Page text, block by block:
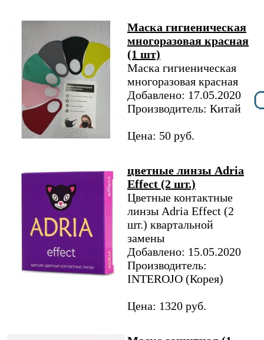
Маска гигиеническая
многоразовая красная
(1 шт)
Маска гигиеническая
многоразовая красная
Добавлено: 17.05.2020
Производитель: Китай
Цена: 50 руб.
цветные линзы Adria
Effect (2 шт.)
Цветные контактные
линзы Adria Effect (2
шт.) квартальной
замены
Добавлено: 15.05.2020
Производитель:
INTEROJO (Корея)
Цена: 1320 руб.